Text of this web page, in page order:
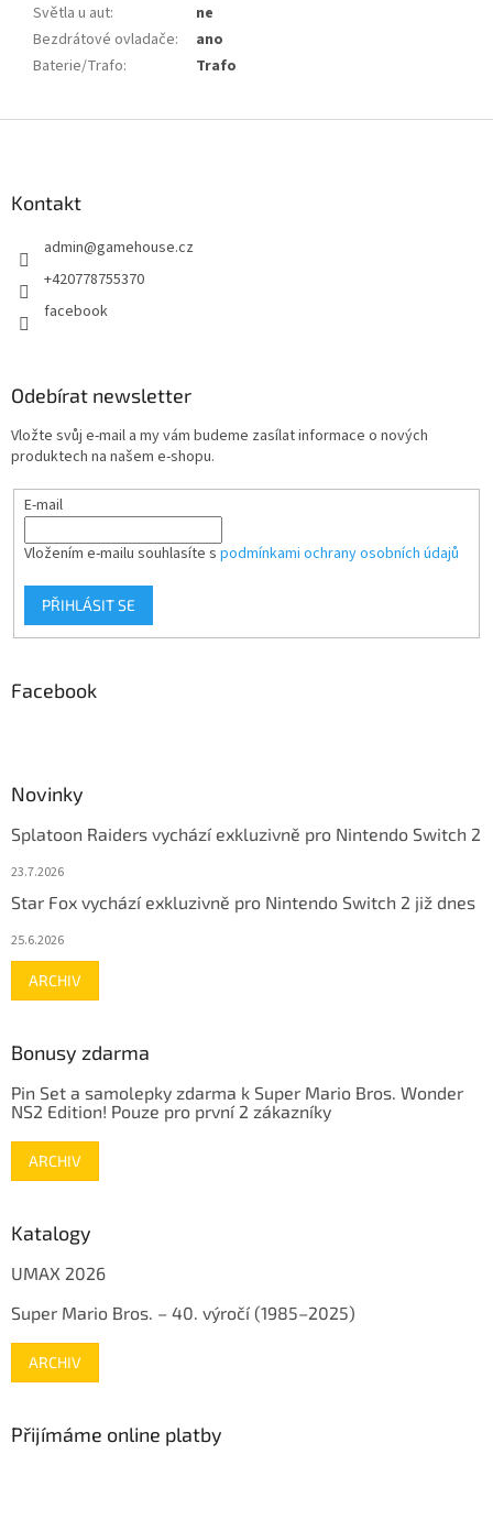
Světla u aut:
ne
Bezdrátové ovladače:
ano
Baterie/Trafo: Trafo
Kontakt
admin@gamehouse.cz
+420778755370
facebook
Odebírat newsletter
Vložte svůj e-mail a my vám budeme zasílat informace o nových
produktech na našem e-shopu.
E-mail
Vložením e-mailu souhlasíte s podmínkami ochrany osobních údajů
PŘIHLÁSIT SE
Facebook
Novinky
Splatoon Raiders vychází exkluzivně pro Nintendo Switch 2
23.7.2026
Star Fox vychází exkluzivně pro Nintendo Switch 2 již dnes
25.6.2026
ARCHIV
Bonusy zdarma
Pin Set a samolepky zdarma k Super Mario Bros. Wonder
NS2 Edition! Pouze pro první 2 zákazníky
ARCHIV
Katalogy
UMAX 2026
Super Mario Bros. – 40. výročí (1985–2025)
ARCHIV
Přijímáme online platby